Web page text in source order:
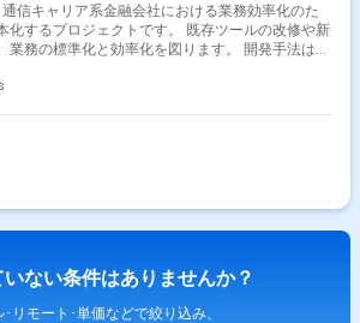
ジェクトです。 既存ツールの改修や新
標準化と効率化を図ります。 開発手法はウ
簡易ドキュメント作成
ない条件はありませんか？
･リモート･単価などで絞り込み、